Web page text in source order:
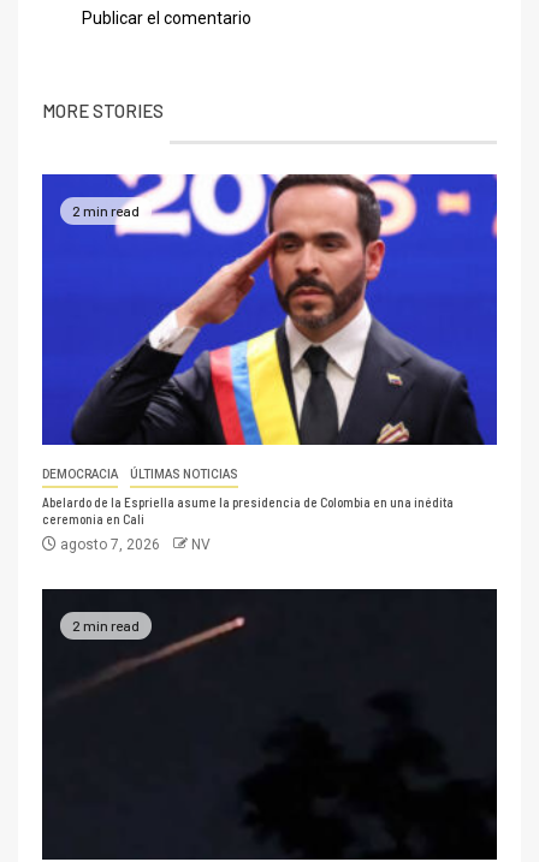
MORE STORIES
2 min read
DEMOCRACIA ÚLTIMAS NOTICIAS
Abelardo de la Espriella asume la presidencia de Colombia en una inédita
ceremonia en Cali
agosto 7, 2026 NV
2 min read